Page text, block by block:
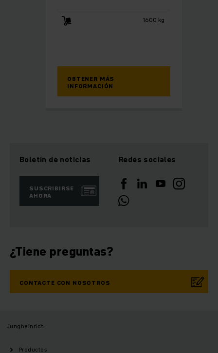
1600 kg
OBTENER MÁS
INFORMACIÓN
Boletín de noticias
SUSCRIBIRSE
AHORA
Redes sociales
¿Tiene preguntas?
CONTACTE CON NOSOTROS
Jungheinrich
Productos